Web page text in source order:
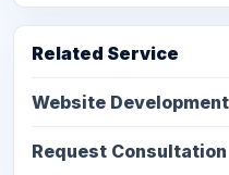
Related Service
Website Development
Request Consultation